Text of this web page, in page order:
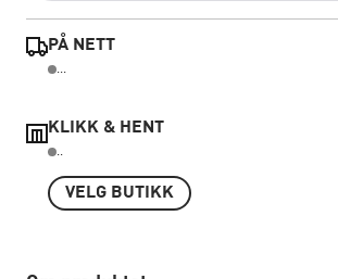
PÅ NETT
...
KLIKK & HENT
..
VELG BUTIKK